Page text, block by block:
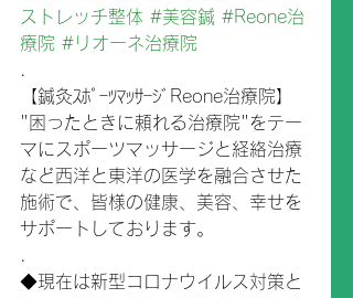
ストレッチ整体 #美容鍼 #Reone治
療院 #リオーネ治療院
【鍼灸ｽﾎﾟｰﾂﾏｯｻｰｼﾞReone治療院】
"困ったときに頼れる治療院"をテー
マにスポーツマッサージと経絡治療
など西洋と東洋の医学を融合させた
施術で、皆様の健康、美容、幸せを
サポートしております。
◆現在は新型コロナウイルス対策と